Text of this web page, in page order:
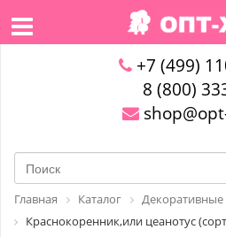
+7 (499)
8 (800)
Главная Каталог Декоративные
Краснокоренник,или цеанотус